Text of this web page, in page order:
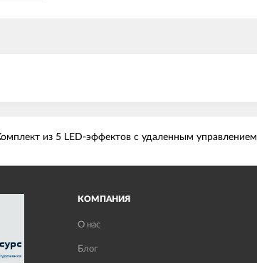
из 5 LED-эффектов с удаленным управлением
КОМПАНИЯ
О нас
Блог